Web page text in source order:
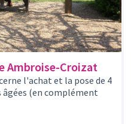
Ambroise-Croizat
l'achat et la pose de 4
âgées (en complément